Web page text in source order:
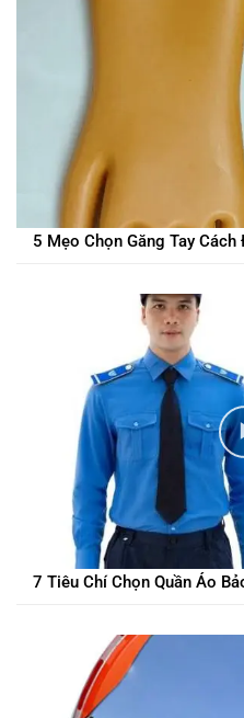
5 Mẹo Chọn Găng Tay
7 Tiêu Chí Chọn Quần Áo